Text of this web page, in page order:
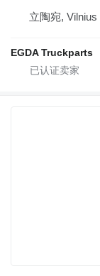
立陶宛, Vilnius
EGDA Truckparts